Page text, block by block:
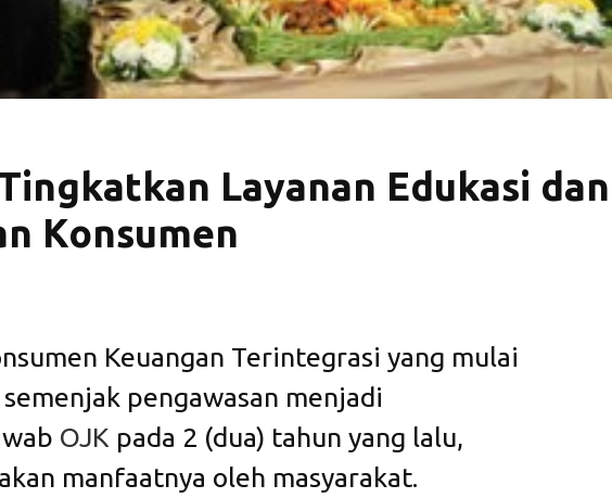
Layanan Edukasi dan
Konsumen
Keuangan Terintegrasi yang mulai
pengawasan menjadi
OJK pada 2 (dua) tahun yang lalu,
manfaatnya oleh masyarakat.